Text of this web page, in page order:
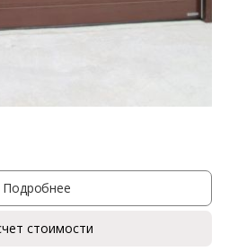
Подробнее
стоимости